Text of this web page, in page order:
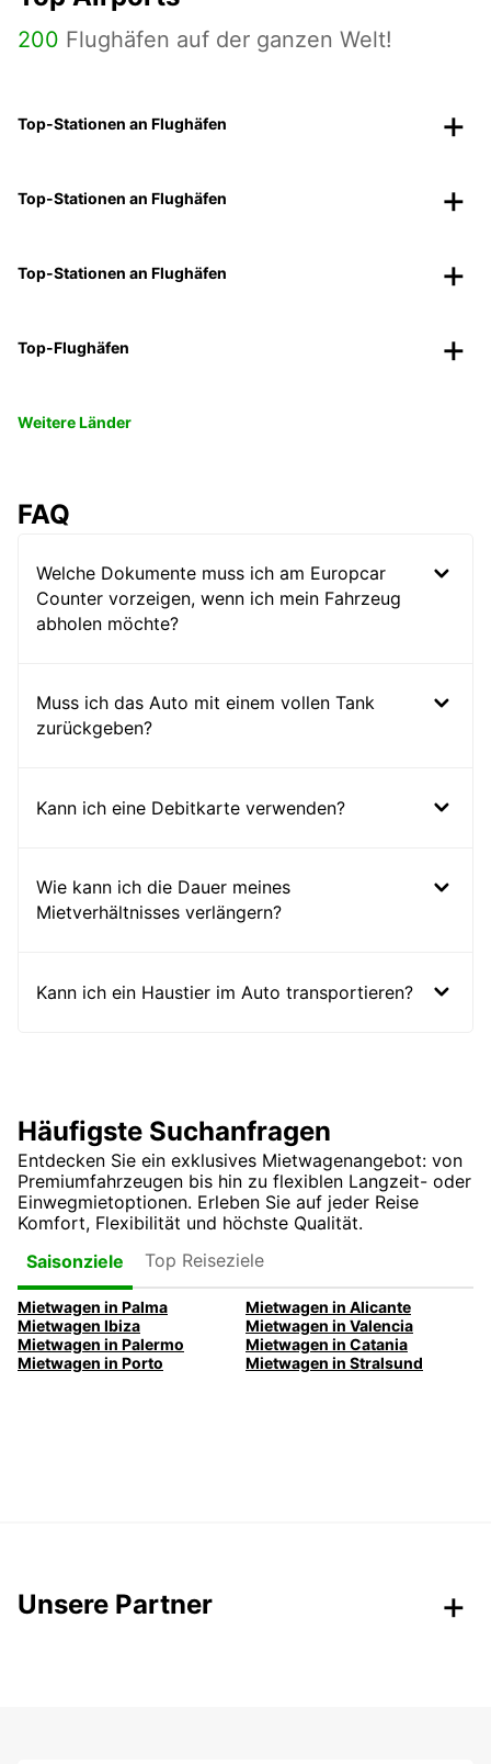
200 Flughäfen auf der ganzen Welt!
Top-Stationen an Flughäfen
Top-Stationen an Flughäfen
Top-Stationen an Flughäfen
Top-Flughäfen
Weitere Länder
FAQ
Welche Dokumente muss ich am Europcar
Counter vorzeigen, wenn ich mein Fahrzeug
abholen möchte?
Muss ich das Auto mit einem vollen Tank
zurückgeben?
Kann ich eine Debitkarte verwenden?
Wie kann ich die Dauer meines
Mietverhältnisses verlängern?
Kann ich ein Haustier im Auto transportieren?
Häufigste Suchanfragen
Entdecken Sie ein exklusives Mietwagenangebot: von
Premiumfahrzeugen bis hin zu flexiblen Langzeit- oder
Einwegmietoptionen. Erleben Sie auf jeder Reise
Komfort, Flexibilität und höchste Qualität.
Saisonziele
Top Reiseziele
Mietwagen in Palma
Mietwagen in Alicante
Mietwagen Ibiza
Mietwagen in Valencia
Mietwagen in Palermo
Mietwagen in Catania
Mietwagen in Porto
Mietwagen in Stralsund
Unsere Partner